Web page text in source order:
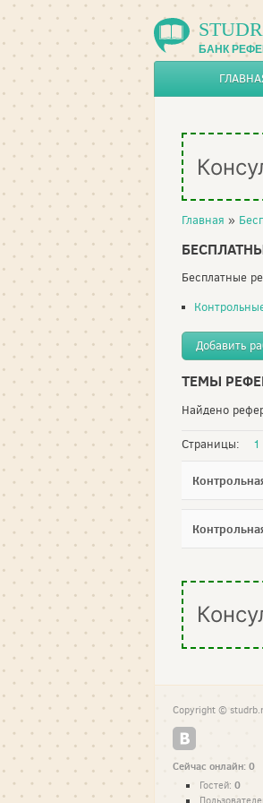
БАНК
Главная »
Бесплатные
Добавить
ТЕМЫ
Найдено
Страницы: 1
Copyright ©
Сейчас онлайн: 0
Гостей: 0